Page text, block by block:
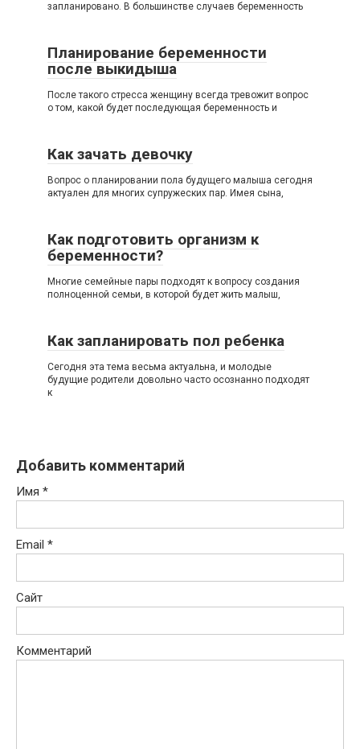
запланировано. В большинстве случаев беременность
Планирование беременности
после выкидыша
После такого стресса женщину всегда тревожит вопрос
о том, какой будет последующая беременность и
Как зачать девочку
Вопрос о планировании пола будущего малыша сегодня
актуален для многих супружеских пар. Имея сына,
Как подготовить организм к
беременности?
Многие семейные пары подходят к вопросу создания
полноценной семьи, в которой будет жить малыш,
Как запланировать пол ребенка
Сегодня эта тема весьма актуальна, и молодые
будущие родители довольно часто осознанно подходят
к
Добавить комментарий
Имя *
Email *
Сайт
Комментарий